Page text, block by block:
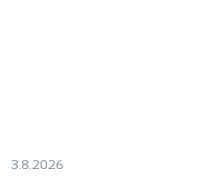
3.8.2026